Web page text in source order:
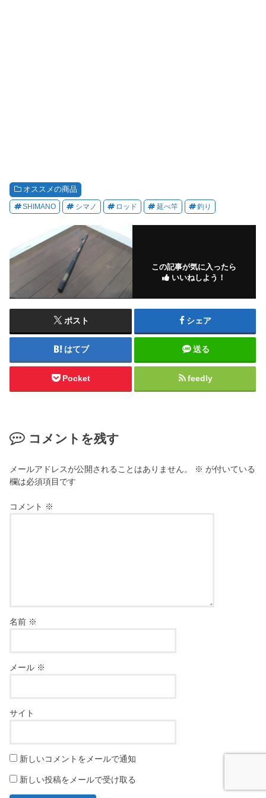
オススメの商品
SHIMANO シマノ ロッド 延べ竿 釣り
この記事が気に入ったら
いいねしよう！
ポスト シェア
はてブ 送る
Pocket feedly
コメントを残す
メールアドレスが公開されることはありません。 ※ が付いている
欄は必須項目です
コメント ※
名前 ※
メール ※
サイト
新しいコメントをメールで通知
新しい投稿をメールで受け取る